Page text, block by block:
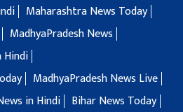
Maharashtra News Today
MadhyaPradesh News
Hindi
MadhyaPradesh News Live
in Hindi
Bihar News Today